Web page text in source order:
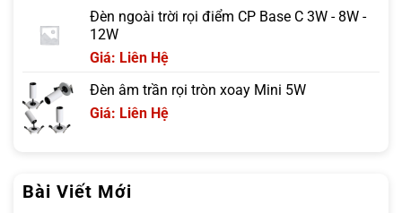
Đèn ngoài trời rọi điểm CP Base C 3W - 8W -
12W
Giá: Liên Hệ
Đèn âm trần rọi tròn xoay Mini 5W
Giá: Liên Hệ
Bài Viết Mới